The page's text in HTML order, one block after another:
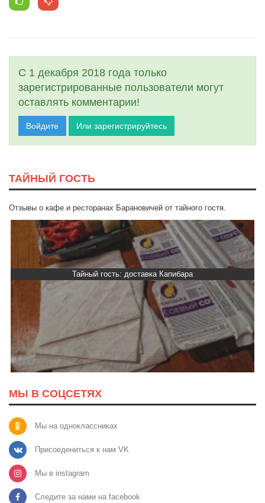
С 1 декабря 2018 года только
зарегистрированные пользователи могут
оставлять комментарии!
Войдите Или зарегистрируйтесь
ТАЙНЫЙ ГОСТЬ
Отзывы о кафе и ресторанах Барановичей от тайного гостя.
Тайный гость: кафе «Фасти Хасти»
МЫ В СОЦСЕТЯХ
Мы на одноклассниках
Присоедениться к нам VK
Мы в instagram
Следите за нами на facebook